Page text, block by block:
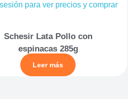
para ver precios y comprar
Schesir Lata Pollo con
espinacas 285g
Leer más